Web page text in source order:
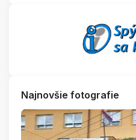
Najnovšie fotografie